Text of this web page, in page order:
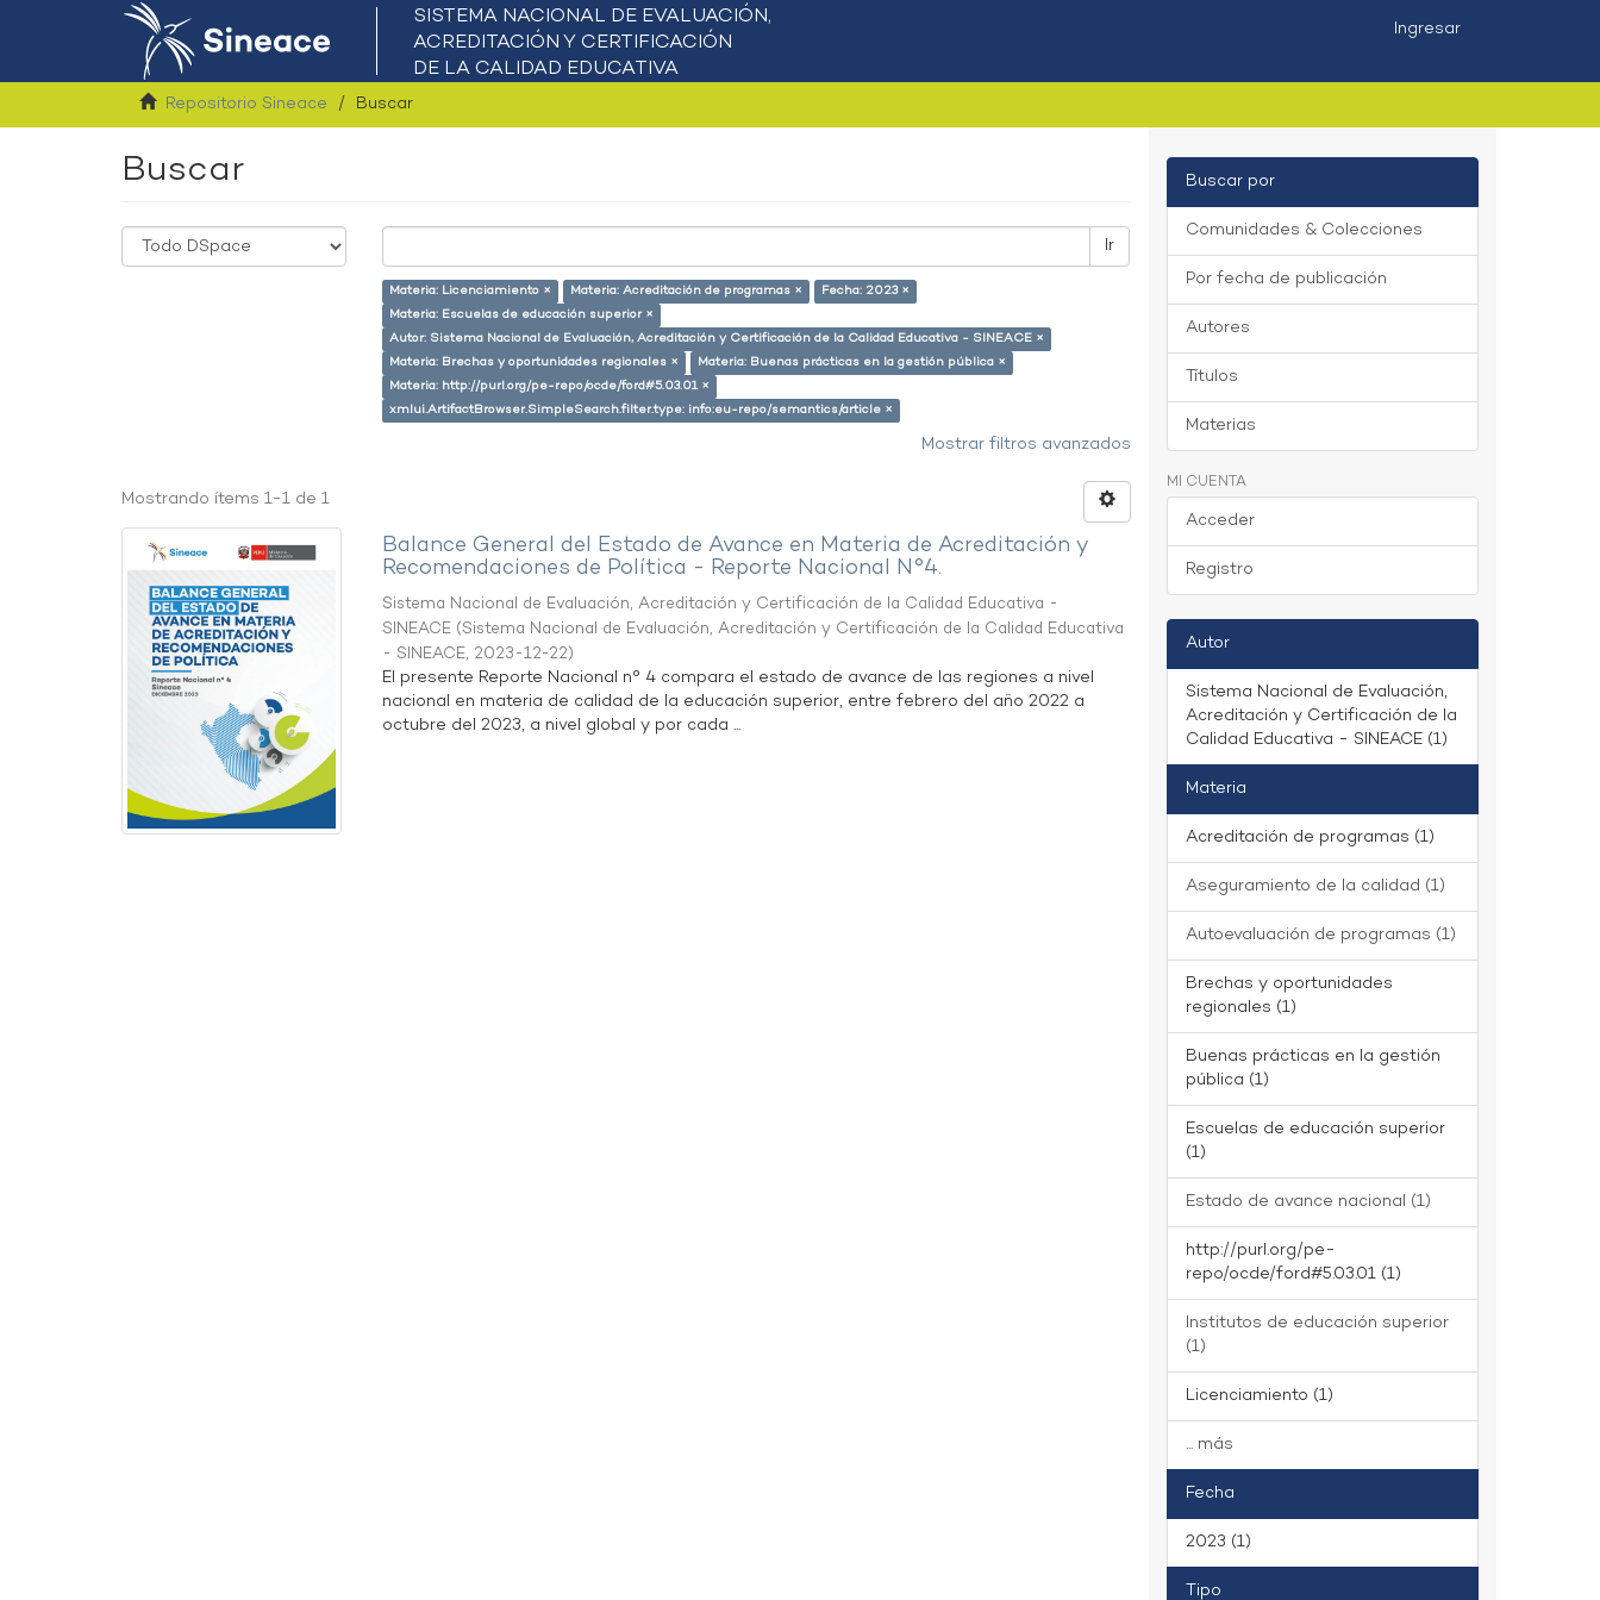
Ingresar
Repositorio Sineace Buscar
Buscar
Ir
Materia: Licenciamiento × Materia: Acreditación de programas ×
Fecha: 2023 ×
Materia: Escuelas de educación superior ×
Autor: Sistema Nacional de Evaluación, Acreditación y Certificación de la Calidad Educativa - SINEACE ×
Materia: Brechas y oportunidades regionales ×
Materia: Buenas prácticas en la gestión pública ×
Materia: http://purl.org/pe-repo/ocde/ford#5.03.01 ×
xmlui.ArtifactBrowser.SimpleSearch.filter.type: info:eu-repo/semantics/article ×
Mostrar filtros avanzados
Mostrando ítems 1-1 de 1
Balance General del Estado de Avance en Materia de Acreditación y
Recomendaciones de Política - Reporte Nacional N°4.
Sistema Nacional de Evaluación, Acreditación y Certificación de la Calidad Educativa -
SINEACE (Sistema Nacional de Evaluación, Acreditación y Certificación de la Calidad Educativa
- SINEACE, 2023-12-22)
El presente Reporte Nacional n° 4 compara el estado de avance de las regiones a nivel
nacional en materia de calidad de la educación superior, entre febrero del año 2022 a
octubre del 2023, a nivel global y por cada ...
Buscar por
Comunidades & Colecciones
Por fecha de publicación
Autores
Títulos
Materias
MI CUENTA
Acceder
Registro
Autor
Sistema Nacional de Evaluación,
Acreditación y Certificación de la
Calidad Educativa - SINEACE (1)
Materia
Acreditación de programas (1)
Aseguramiento de la calidad (1)
Autoevaluación de programas (1)
Brechas y oportunidades
regionales (1)
Buenas prácticas en la gestión
pública (1)
Escuelas de educación superior
(1)
Estado de avance nacional (1)
http://purl.org/pe-
repo/ocde/ford#5.03.01 (1)
Institutos de educación superior
(1)
Licenciamiento (1)
... más
Fecha
2023 (1)
Tipo